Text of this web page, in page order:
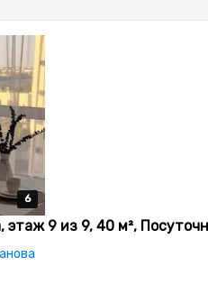
6
6
6
6
6
этаж 9 из 9, 40 м²,